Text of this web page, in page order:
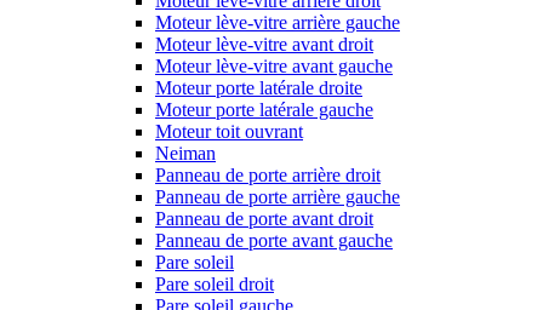
Moteur lève-vitre arrière gauche
Moteur lève-vitre avant droit
Moteur lève-vitre avant gauche
Moteur porte latérale droite
Moteur porte latérale gauche
Moteur toit ouvrant
Neiman
Panneau de porte arrière droit
Panneau de porte arrière gauche
Panneau de porte avant droit
Panneau de porte avant gauche
Pare soleil
Pare soleil droit
Pare soleil gauche